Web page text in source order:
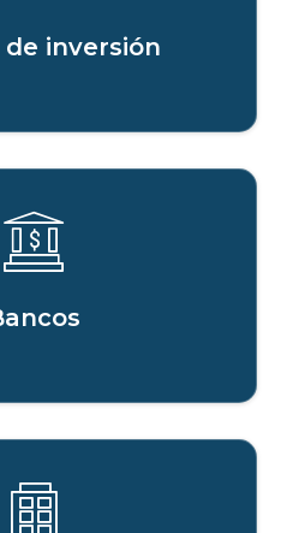
de inversión